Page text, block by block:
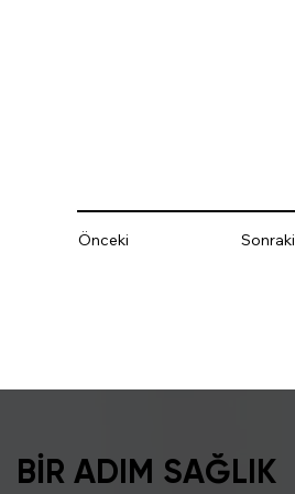
Önceki Sonraki
BİR ADIM SAĞLIK